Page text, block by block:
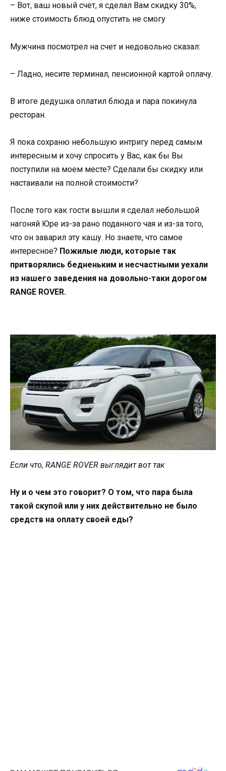
– Вот, ваш новый счет, я сделал Вам скидку 30%,
ниже стоимость блюд опустить не смогу
Мужчина посмотрел на счет и недовольно сказал:
– Ладно, несите терминал, пенсионной картой оплачу.
В итоге дедушка оплатил блюда и пара покинула
ресторан.
Я пока сохраню небольшую интригу перед самым
интересным и хочу спросить у Вас, как бы Вы
поступили на моем месте? Сделали бы скидку или
настаивали на полной стоимости?
После того как гости вышли я сделал небольшой
нагоняй Юре из-за рано поданного чая и из-за того,
что он заварил эту кашу. Но знаете, что самое
интересное? Пожилые люди, которые так
притворялись бедненьким и несчастными уехали
из нашего заведения на довольно-таки дорогом
RANGE ROVER.
Если что, RANGE ROVER выглядит вот так
Ну и о чем это говорит? О том, что пара была
такой скупой или у них действительно не было
средств на оплату своей еды?